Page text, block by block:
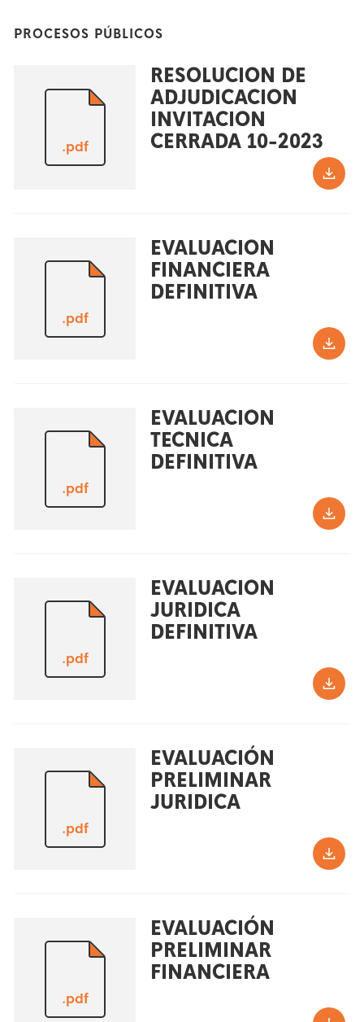
PROCESOS PÚBLICOS
.pdf
RESOLUCION DE
ADJUDICACION
INVITACION
CERRADA 10-2023
.pdf
EVALUACION
FINANCIERA
DEFINITIVA
.pdf
EVALUACION
TECNICA
DEFINITIVA
.pdf
EVALUACION
JURIDICA
DEFINITIVA
.pdf
EVALUACIÓN
PRELIMINAR
JURIDICA
.pdf
EVALUACIÓN
PRELIMINAR
FINANCIERA